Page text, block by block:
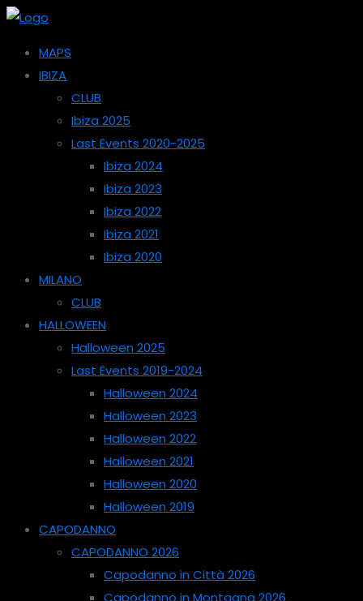
MAPS
IBIZA
CLUB
Ibiza 2025
Last Events 2020-2025
Ibiza 2024
Ibiza 2023
Ibiza 2022
Ibiza 2021
Ibiza 2020
MILANO
CLUB
HALLOWEEN
Halloween 2025
Last Events 2019-2024
Halloween 2024
Halloween 2023
Halloween 2022
Halloween 2021
Halloween 2020
Halloween 2019
CAPODANNO
CAPODANNO 2026
Capodanno in Città 2026
Capodanno in Montagna 2026